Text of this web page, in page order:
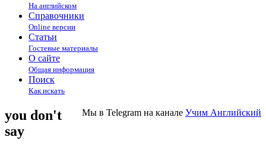
На английском
Справочники
Online версии
Статьи
Гостевые материалы
О сайте
Общая информация
Поиск
Как искать
Мы в Telegram на канале Учим Английский
you don't
say